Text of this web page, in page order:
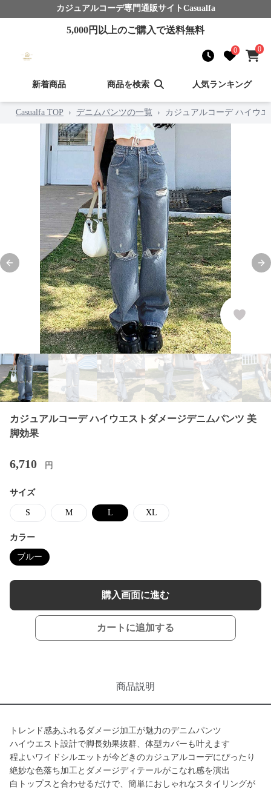
カジュアルコーデ専門通販サイト Casualfa
5,000円以上のご購入で送料無料
0 0
新着商品 商品を検索 人気ランキング
Casualfa TOP › デニムパンツの一覧 › カジュアルコーデ ハイウ
Previous slide
カジュアルコーデ ハイウエストダメージデニムパンツ 美
脚効果
6,710 円
サイズ
S M L XL
カラー
ブルー
購入画面に進む
カートに追加する
商品説明
トレンド感あふれるダメージ加工が魅力のデニムパンツ
ハイウエスト設計で脚長効果抜群、体型カバーも叶えます
程よいワイドシルエットが今どきのカジュアルコーデにぴったり
絶妙な色落ち加工とダメージディテールがこなれ感を演出
白トップスと合わせるだけで、簡単におしゃれなスタイリングが